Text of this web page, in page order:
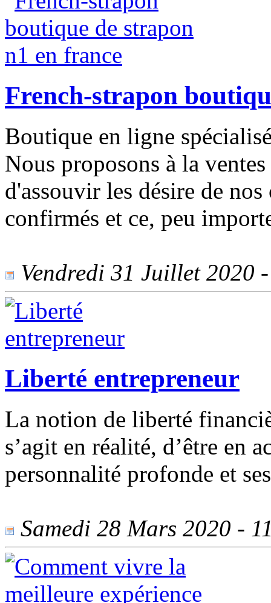
French-strapon
Boutique en ligne
Nous proposons à la
d'assouvir les désire de
confirmés et ce, peu
Vendredi 31 Juillet 2020
Liberté entrepreneur
La notion de liberté
s’agit en réalité, d’être en
personnalité profonde et
Samedi 28 Mars 2020 -